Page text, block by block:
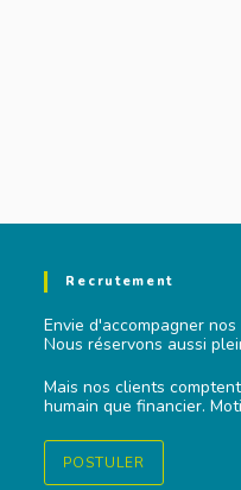
Recrutement
Envie d'accompagner
Nous réservons aussi
Mais nos clients
humain que financier.
POSTULER